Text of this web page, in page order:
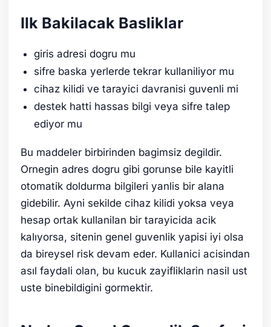
Ilk Bakilacak Basliklar
giris adresi dogru mu
sifre baska yerlerde tekrar kullaniliyor mu
cihaz kilidi ve tarayici davranisi guvenli mi
destek hatti hassas bilgi veya sifre talep
ediyor mu
Bu maddeler birbirinden bagimsiz degildir.
Ornegin adres dogru gibi gorunse bile kayitli
otomatik doldurma bilgileri yanlis bir alana
gidebilir. Ayni sekilde cihaz kilidi yoksa veya
hesap ortak kullanilan bir tarayicida acik
kalıyorsa, sitenin genel guvenlik yapisi iyi olsa
da bireysel risk devam eder. Kullanici acisindan
asıl faydali olan, bu kucuk zayifliklarin nasil ust
uste binebildigini gormektir.